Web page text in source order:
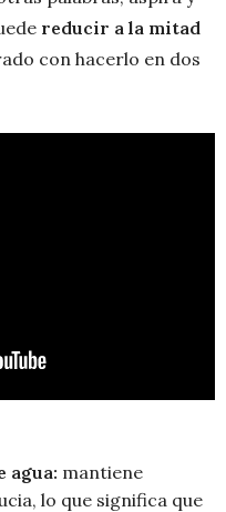
reducir a la mitad
con hacerlo en dos
agua: mantiene
lo que significa que